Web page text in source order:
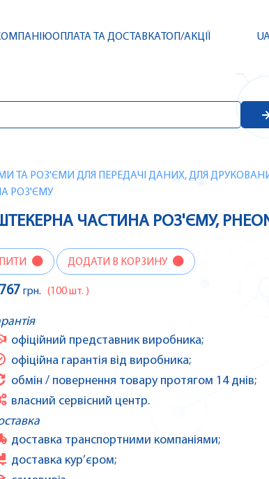
ОПЛАТА ТА ДОСТАВКАТОП/АКЦІЇ
ТА РОЗ'ЄМИ ДЛЯ ПЕРЕДАЧІ ДАНИХ, ДЛЯ
РОЗ'ЄМУ
ШТЕКЕРНА ЧАСТИНА РОЗ'ЄМУ,
ДОДАТИ В КОРЗИНУ
грн. (100 шт. )
офіційний представник виробника;
офіційна гарантія від виробника;
обмін / повернення товару протягом 14 днів;
власний сервісний центр.
доставка транспортними компаніями;
доставка кур’єром;